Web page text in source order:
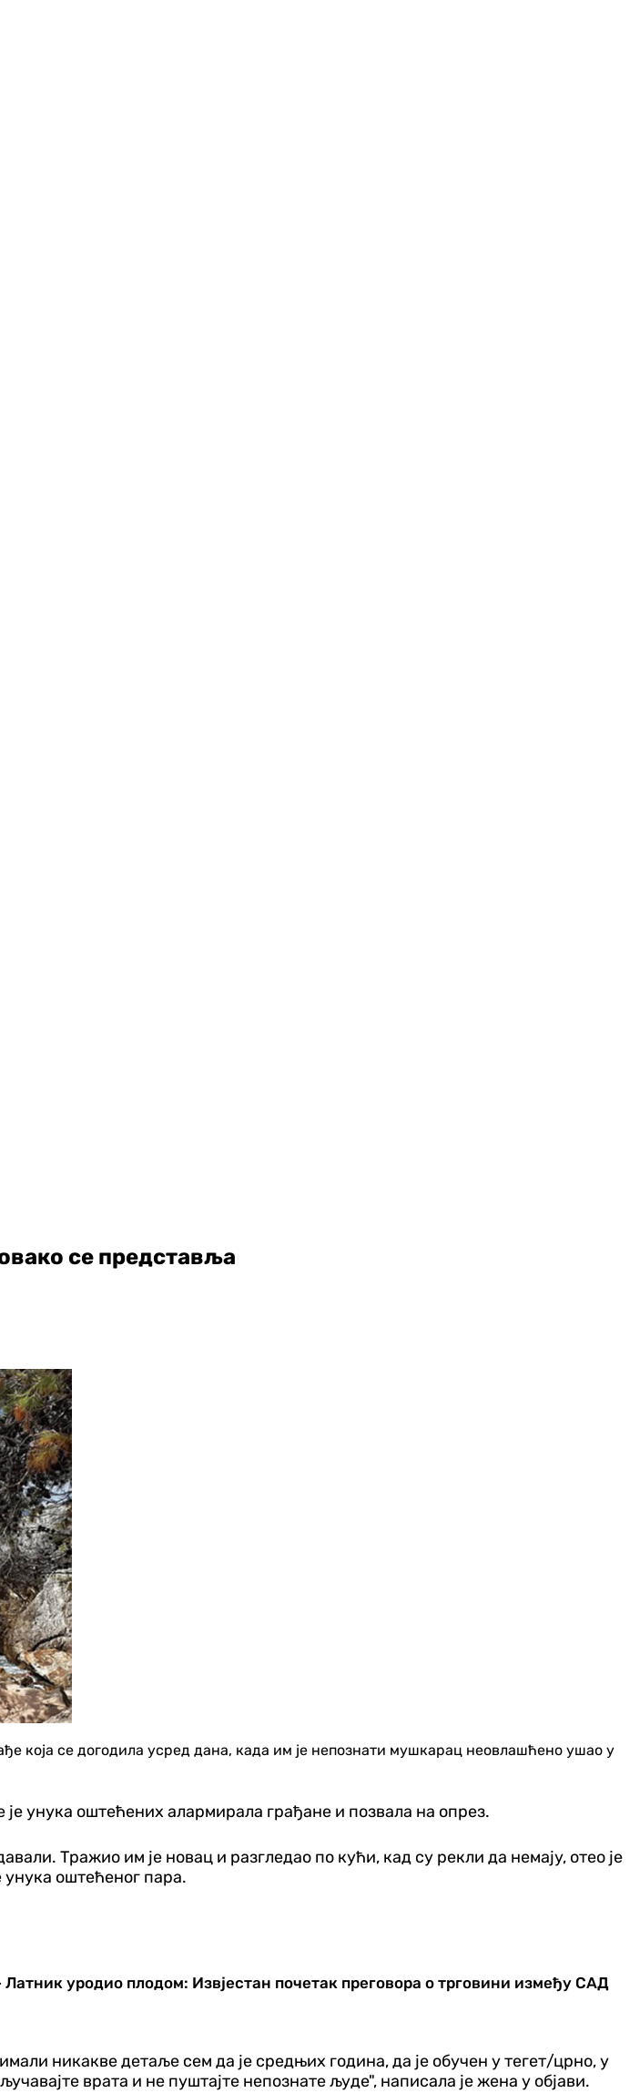
се представља
која се догодила усред дана, када им је непознати мушкарац неовлашћено ушао у
унука оштећених алармирала грађане и позвала на опрез.
Тражио им је новац и разгледао по кући, кад су рекли да немају, отео је
унука оштећеног пара.
уродио плодом: Извјестан почетак преговора о трговини између САД
никакве детаље сем да је средњих година, да је обучен у тегет/црно, у
врата и не пуштајте непознате људе", написала је жена у објави.